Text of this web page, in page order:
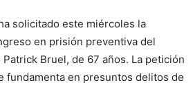
solicitado este miércoles la
en prisión preventiva del
Bruel, de 67 años. La petición
fundamenta en presuntos delitos de